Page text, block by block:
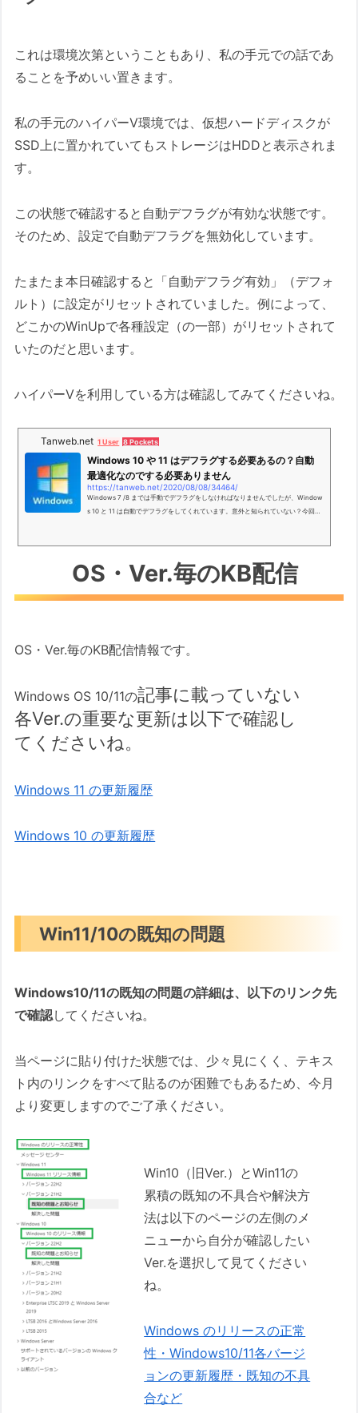
これは環境次第ということもあり、私の手元での話であ
ることを予めいい置きます。
私の手元のハイパーV環境では、仮想ハードディスクが
SSD上に置かれていてもストレージはHDDと表示されま
す。
この状態で確認すると自動デフラグが有効な状態です。
そのため、設定で自動デフラグを無効化しています。
たまたま本日確認すると「自動デフラグ有効」（デフォ
ルト）に設定がリセットされていました。例によって、
どこかのWinUpで各種設定（の一部）がリセットされて
いたのだと思います。
ハイパーVを利用している方は確認してみてくださいね。
Tanweb.net 1 User 8 Pockets
Windows 10 や 11 はデフラグする必要あるの？自動
最適化なのでする必要ありません
https://tanweb.net/2020/08/08/34464/
Windows 7 /8 までは手動でデフラグをしなければなりませんでしたが、Window
s 10 と 11 は自動でデフラグをしてくれています。意外と知られていない？今回は
OS・Ver.毎のKB配信
OS・Ver.毎のKB配信情報です。
Windows OS 10/11の記事に載っていない
各Ver.の重要な更新は以下で確認し
てくださいね。
Windows 11 の更新履歴
Windows 10 の更新履歴
Win11/10の既知の問題
Windows10/11の既知の問題の詳細は、以下のリンク先
で確認してくださいね。
当ページに貼り付けた状態では、少々見にくく、テキス
ト内のリンクをすべて貼るのが困難でもあるため、今月
より変更しますのでご了承ください。
Win10（旧Ver.）とWin11の
累積の既知の不具合や解決方
法は以下のページの左側のメ
ニューから自分が確認したい
Ver.を選択して見てください
ね。
Windows のリリースの正常
性・Windows10/11各バージ
ョンの更新履歴・既知の不具
合など